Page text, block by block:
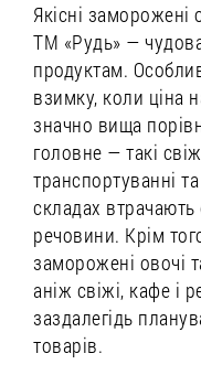
Якісні заморожені
ТМ «Рудь» —
продуктам.
взимку, коли ціна
значно вища
головне — такі
транспортуванні
складах втрачають
речовини. Крім
заморожені овочі
аніж свіжі, кафе і
заздалегідь
товарів.